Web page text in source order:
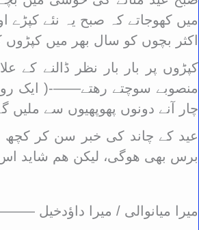
میں کھوجاتے کہ صبح یہ نئے کپڑے
اکثر بچوں کو سال بھر میں
کپڑوں پر بار بار نظر ڈالنے
منصوبے سوچتے رھتے——-( ایک
چار آنے دونوں پھوپھیوں سے
عید کے چاند کی خبر سن کر کچھ
برس بھی ھوگی، لیکن ھم شاید اس
میرا میانوالی / میرا داؤدخیل